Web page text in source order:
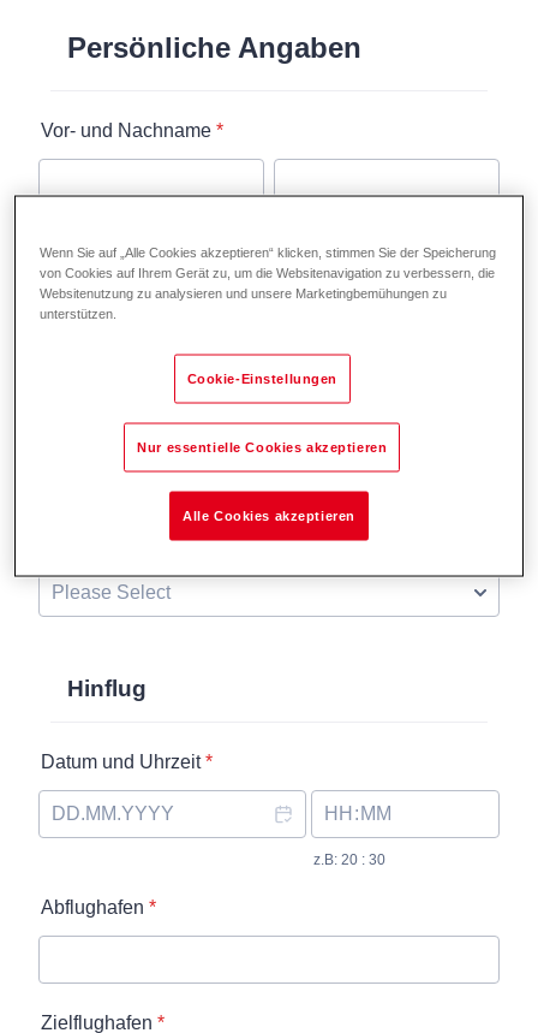
Wenn Sie auf „Alle Cookies akzeptieren“ klicken, stimmen Sie der Speicherung
von Cookies auf Ihrem Gerät zu, um die Websitenavigation zu verbessern, die
Websitenutzung zu analysieren und unsere Marketingbemühungen zu
unterstützen.
Cookie-Einstellungen
Nur essentielle Cookies akzeptieren
Alle Cookies akzeptieren